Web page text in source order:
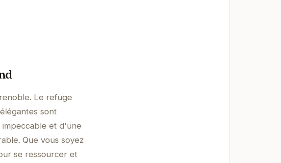
Le refuge
sont
et d'une
Que vous soyez
se ressourcer et